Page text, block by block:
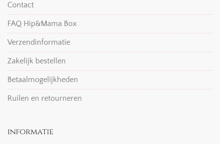
Contact
FAQ Hip&Mama Box
Verzendinformatie
Zakelijk bestellen
Betaalmogelijkheden
Ruilen en retourneren
informatie